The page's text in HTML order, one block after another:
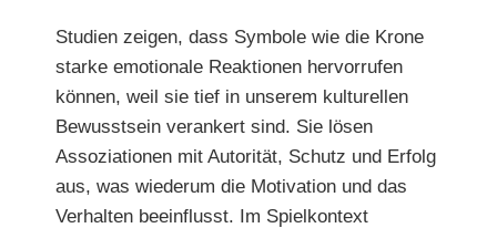
Studien zeigen, dass Symbole wie die Krone
starke emotionale Reaktionen hervorrufen
können, weil sie tief in unserem kulturellen
Bewusstsein verankert sind. Sie lösen
Assoziationen mit Autorität, Schutz und Erfolg
aus, was wiederum die Motivation und das
Verhalten beeinflusst. Im Spielkontext